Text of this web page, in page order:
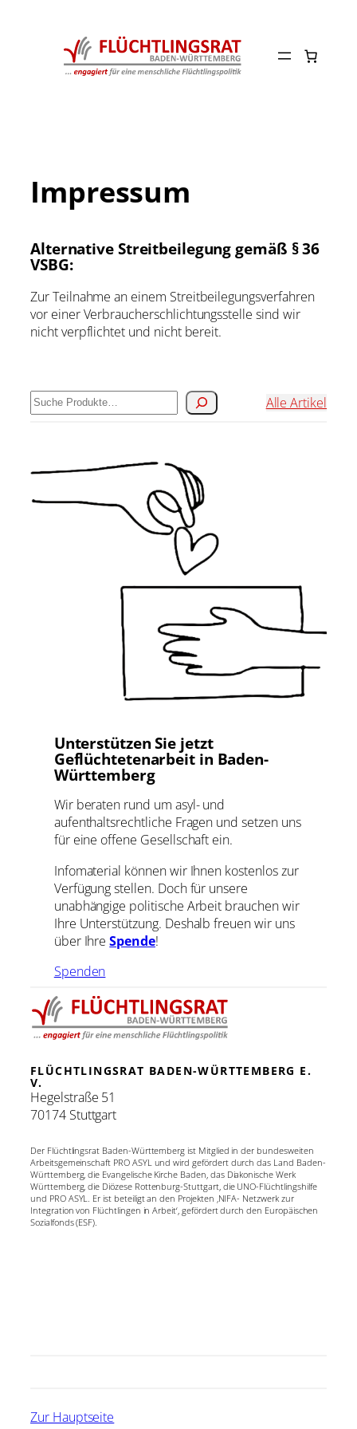
Impressum
Alternative Streitbeilegung gemäß § 36
VSBG:
Zur Teilnahme an einem Streitbeilegungsverfahren
vor einer Verbraucherschlichtungsstelle sind wir
nicht verpflichtet und nicht bereit.
Suchen Alle Artikel
Unterstützen Sie jetzt
Geflüchtetenarbeit in Baden-
Württemberg
Wir beraten rund um asyl- und
aufenthaltsrechtliche Fragen und setzen uns
für eine offene Gesellschaft ein.
Infomaterial können wir Ihnen kostenlos zur
Verfügung stellen. Doch für unsere
unabhängige politische Arbeit brauchen wir
Ihre Unterstützung. Deshalb freuen wir uns
über IhreSpende!
Spenden
FLÜCHTLINGSRAT BADEN-WÜRTTEMBERG E.
V.
Hegelstraße 51
70174 Stuttgart
Der Flüchtlingsrat Baden-Württemberg ist Mitglied in der bundesweiten
Arbeitsgemeinschaft PRO ASYL und wird gefördert durch das Land Baden-
Württemberg, die Evangelische Kirche Baden, das Diakonische Werk
Württemberg, die Diözese Rottenburg-Stuttgart, die UNO-Flüchtlingshilfe
und PRO ASYL. Er ist beteiligt an den Projekten ‚NIFA- Netzwerk zur
Integration von Flüchtlingen in Arbeit‘, gefördert durch den Europäischen
Sozialfonds (ESF).
Zur Hauptseite